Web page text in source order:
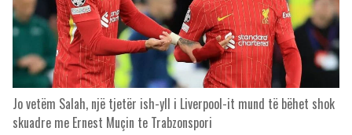
Jo vetëm Salah, një tjetër ish-yll i Liverpool-it mund të bëhet shok
skuadre me Ernest Muçin te Trabzonspori